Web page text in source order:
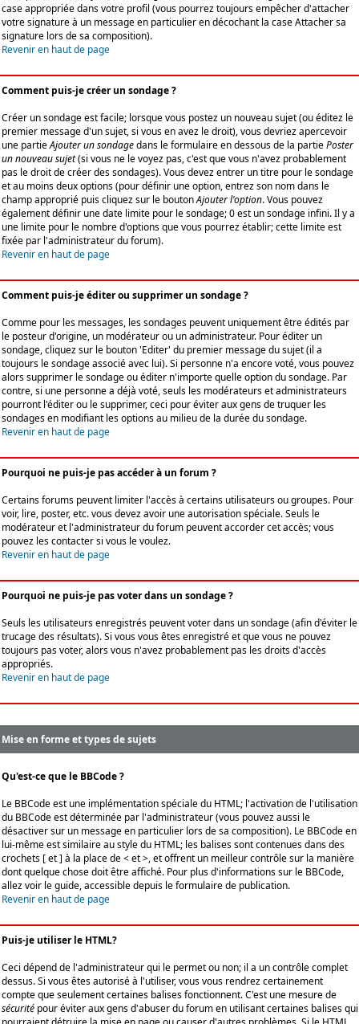
case appropriée dans votre profil (vous pourrez toujours empêcher d'attacher
votre signature à un message en particulier en décochant la case Attacher sa
signature lors de sa composition).
Revenir en haut de page
Comment puis-je créer un sondage ?
Créer un sondage est facile; lorsque vous postez un nouveau sujet (ou éditez le
premier message d'un sujet, si vous en avez le droit), vous devriez apercevoir
une partieAjouter un sondagedans le formulaire en dessous de la partiePoster
un nouveau sujet(si vous ne le voyez pas, c'est que vous n'avez probablement
pas le droit de créer des sondages). Vous devez entrer un titre pour le sondage
et au moins deux options (pour définir une option, entrez son nom dans le
champ approprié puis cliquez sur le boutonAjouter l'option. Vous pouvez
également définir une date limite pour le sondage; 0 est un sondage infini. Il y a
une limite pour le nombre d'options que vous pourrez établir; cette limite est
fixée par l'administrateur du forum).
Revenir en haut de page
Comment puis-je éditer ou supprimer un sondage ?
Comme pour les messages, les sondages peuvent uniquement être édités par
le posteur d'origine, un modérateur ou un administrateur. Pour éditer un
sondage, cliquez sur le bouton 'Editer' du premier message du sujet (il a
toujours le sondage associé avec lui). Si personne n'a encore voté, vous pouvez
alors supprimer le sondage ou éditer n'importe quelle option du sondage. Par
contre, si une personne a déjà voté, seuls les modérateurs et administrateurs
pourront l'éditer ou le supprimer, ceci pour éviter aux gens de truquer les
sondages en modifiant les options au milieu de la durée du sondage.
Revenir en haut de page
Pourquoi ne puis-je pas accéder à un forum ?
Certains forums peuvent limiter l'accès à certains utilisateurs ou groupes. Pour
voir, lire, poster, etc. vous devez avoir une autorisation spéciale. Seuls le
modérateur et l'administrateur du forum peuvent accorder cet accès; vous
pouvez les contacter si vous le voulez.
Revenir en haut de page
Pourquoi ne puis-je pas voter dans un sondage ?
Seuls les utilisateurs enregistrés peuvent voter dans un sondage (afin d'éviter le
trucage des résultats). Si vous vous êtes enregistré et que vous ne pouvez
toujours pas voter, alors vous n'avez probablement pas les droits d'accès
appropriés.
Revenir en haut de page
Mise en forme et types de sujets
Qu'est-ce que le BBCode ?
Le BBCode est une implémentation spéciale du HTML; l'activation de l'utilisation
du BBCode est déterminée par l'administrateur (vous pouvez aussi le
désactiver sur un message en particulier lors de sa composition). Le BBCode en
lui-même est similaire au style du HTML; les balises sont contenues dans des
crochets [ et ] à la place de < et >, et offrent un meilleur contrôle sur la manière
dont quelque chose doit être affiché. Pour plus d'informations sur le BBCode,
allez voir le guide, accessible depuis le formulaire de publication.
Revenir en haut de page
Puis-je utiliser le HTML?
Ceci dépend de l'administrateur qui le permet ou non; il a un contrôle complet
dessus. Si vous êtes autorisé à l'utiliser, vous vous rendrez certainement
compte que seulement certaines balises fonctionnent. C'est une mesure de
sécurité pour éviter aux gens d'abuser du forum en utilisant certaines balises qui